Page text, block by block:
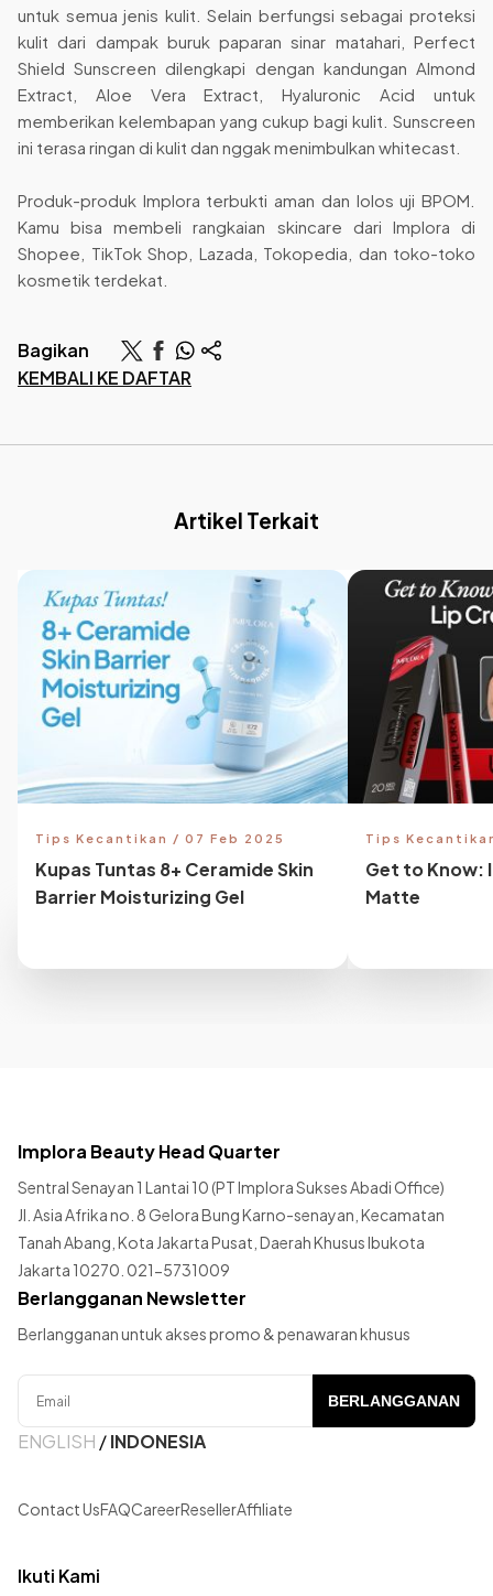
untuk semua jenis kulit. Selain berfungsi sebagai proteksi
kulit dari dampak buruk paparan sinar matahari, Perfect
Shield Sunscreen dilengkapi dengan kandungan Almond
Extract, Aloe Vera Extract, Hyaluronic Acid untuk
memberikan kelembapan yang cukup bagi kulit. Sunscreen
ini terasa ringan di kulit dan nggak menimbulkan whitecast.
Produk-produk Implora terbukti aman dan lolos uji BPOM.
Kamu bisa membeli rangkaian skincare dari Implora di
Shopee, TikTok Shop, Lazada, Tokopedia, dan toko-toko
kosmetik terdekat.
KEMBALI KE DAFTAR
Bagikan
Artikel Terkait
Tips Kecantikan / 07 Feb 2025
Kupas Tuntas 8+ Ceramide Skin
Barrier Moisturizing Gel
Tips
Get to Know:
Matte
Implora Beauty Head Quarter
Sentral Senayan 1 Lantai 10 (PT Implora Sukses Abadi Office)
Jl. Asia Afrika no. 8 Gelora Bung Karno-senayan, Kecamatan
Tanah Abang, Kota Jakarta Pusat, Daerah Khusus Ibukota
Jakarta 10270. 021-5731009
Berlangganan Newsletter
Berlangganan untuk akses promo & penawaran khusus
BERLANGGANAN
ENGLISH /INDONESIA
Contact UsFAQCareerResellerAffiliate
Ikuti Kami